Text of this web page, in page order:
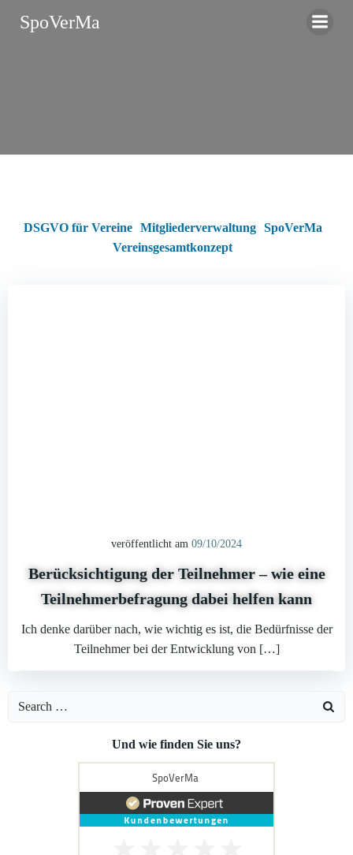
SpoVerMa
DSGVO für Vereine Mitgliederverwaltung
SpoVerMa
Vereinsgesamtkonzept
veröffentlicht am 09/10/2024
Berücksichtigung der Teilnehmer – wie eine
Teilnehmerbefragung dabei helfen kann
Ich denke darüber nach, wie wichtig es ist, die Bedürfnisse der
Teilnehmer bei der Entwicklung von […]
Search
Und wie finden Sie uns?